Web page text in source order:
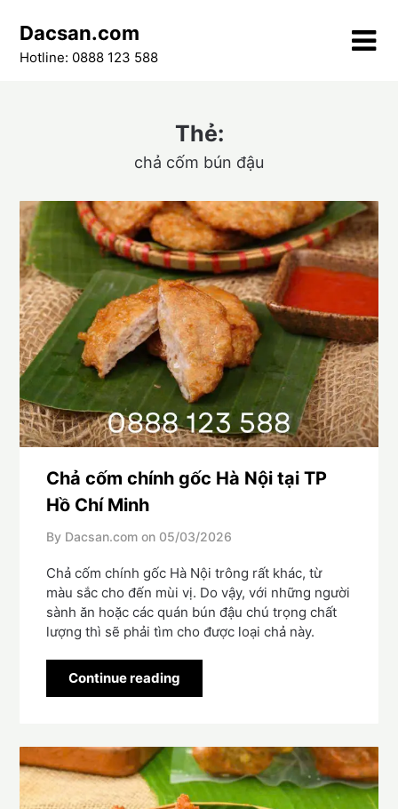
content
Dacsan.com
Hotline: 0888 123 588
Thẻ:
chả cốm bún đậu
Chả cốm chính gốc Hà Nội tại TP
Hồ Chí Minh
By Dacsan.com on 05/03/2026
Chả cốm chính gốc Hà Nội trông rất khác, từ
màu sắc cho đến mùi vị. Do vậy, với những người
sành ăn hoặc các quán bún đậu chú trọng chất
lượng thì sẽ phải tìm cho được loại chả này.
Continue reading